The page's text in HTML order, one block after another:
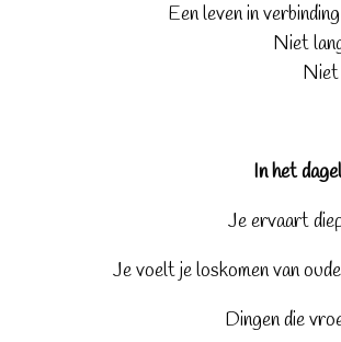
Een leven in
Niet
Niet
In het
Je ervaart
Je voelt je loskomen van
Dingen die